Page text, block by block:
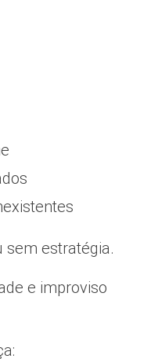
sem estratégia.
e improviso